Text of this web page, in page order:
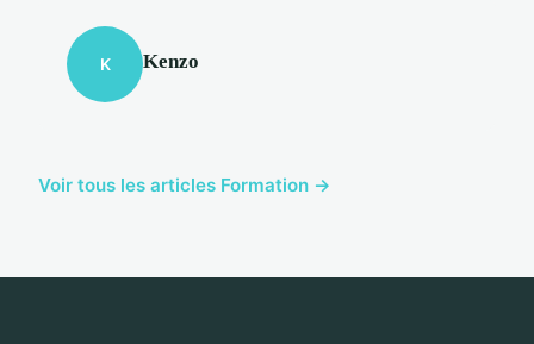
K Kenzo
Voir tous les articles Formation →